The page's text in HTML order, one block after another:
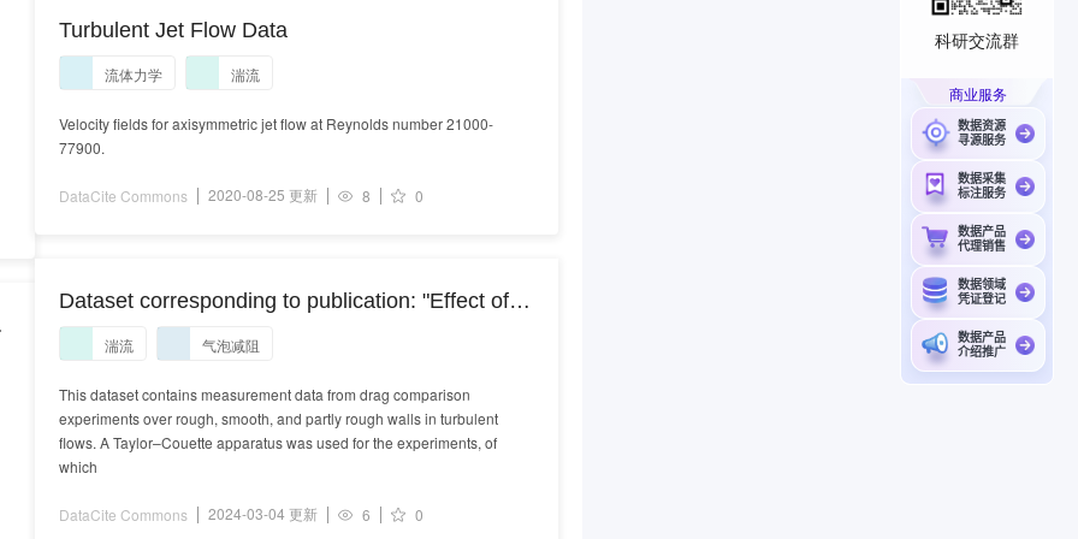
Turbulent Jet Flow Data
流体力学 湍流
Velocity fields for axisymmetric jet flow at Reynolds number 21000-
77900.
DataCite Commons 2020-08-25 更新 8 0
Dataset corresponding to publication: "Effect of
axially varying sandpaper roughness on bubbly
drag reduction in Taylor–Couette turbulence "
湍流 气泡减阻
This dataset contains measurement data from drag comparison
experiments over rough, smooth, and partly rough walls in turbulent
flows. A Taylor–Couette apparatus was used for the experiments, of
which
DataCite Commons 2024-03-04 更新 6 0
科研交流群
商业服务
数据资源
寻源服务
数据采集
标注服务
数据产品
代理销售
数据领域
凭证登记
数据产品
介绍推广